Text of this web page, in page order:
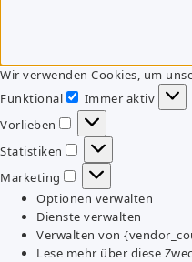
Wir verwenden Cookies, um
Funktional
Funktional
Immer aktiv
Vorlieben
Vorlieben
Statistiken
Statistiken
Marketing
Marketing
Optionen verwalten
Dienste verwalten
Verwalten von
Lese mehr über diese